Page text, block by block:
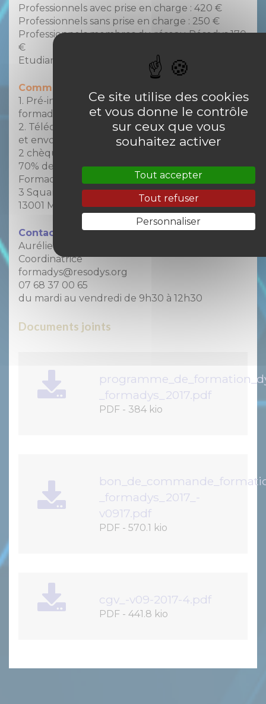
Professionnels avec prise en charge : 420 €
Professionnels sans prise en charge : 250 €
Professionnels membres du réseau Résodys 170
€
Etudiants et demandeurs d’emploi : 170 €
Comment s’inscrire à cette formation ?
1. Pré-inscrivez-vous par mail à
formadys@resodys.org
2. Téléchargez le bon de commande ci-dessous
et envoyez-le dûment rempli accompagné des
2 chèques de règlement (30% d’acompte et
70% de solde) à
Formadys
3 Square Stalingrad
13001 MARSEILLE
Contact formation
Aurélie GANDOLPHE
Coordinatrice
formadys@resodys.org
07 68 37 00 65
du mardi au vendredi de 9h30 à 12h30
Documents joints
_formadys_2017.pdf
PDF - 384 kio
_formadys_2017_-
v0917.pdf
PDF - 570.1 kio
cgv_-v09-2017-4.pdf
PDF - 441.8 kio
Ce site utilise des cookies
et vous donne le contrôle
sur ceux que vous
souhaitez activer
Tout accepter
Tout refuser
Personnaliser